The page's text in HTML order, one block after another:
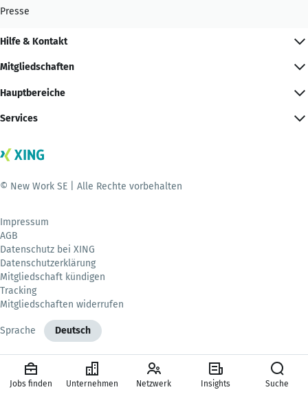
Presse
Hilfe & Kontakt
Mitgliedschaften
Hauptbereiche
Services
© New Work SE | Alle Rechte vorbehalten
Impressum
AGB
Datenschutz bei XING
Datenschutzerklärung
Mitgliedschaft kündigen
Tracking
Mitgliedschaften widerrufen
Sprache Deutsch
Jobs finden Unternehmen Netzwerk Insights Suche